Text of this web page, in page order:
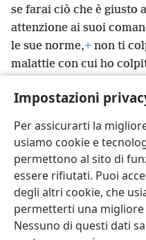
Impostazioni
Per assicurarti la
usiamo cookie e
permettono al sito di
essere rifiutati. Puoi
degli altri cookie, che
permetterti una migliore
Nessuno di questi dati
se farai ciò che è giusto
attenzione ai suoi
le sue norme,+ non ti
malattie con cui ho
27 Dopo ciò
sorgenti d’acqua e 70
presso l’acqua.
Italiano
Copyright© 2026 Watch Tower